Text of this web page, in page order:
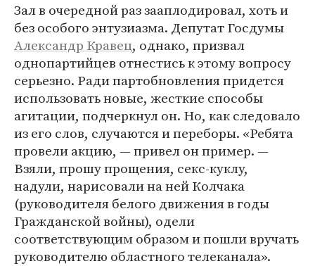
Зал в очередной раз зааплодировал, хоть и
без особого энтузиазма. Депутат Госдумы
Александр Кравец, однако, призвал
однопартийцев отнестись к этому вопросу
серьезно. Ради партобновления придется
использовать новые, жесткие способы
агитации, подчеркнул он. Но, как следовало
из его слов, случаются и переборы. «Ребята
провели акцию, — привел он пример. —
Взяли, прошу прощения, секс-куклу,
надули, нарисовали на ней Колчака
(руководителя белого движения в годы
Гражданской войны), одели
соответствующим образом и пошли вручать
руководителю областного телеканала».